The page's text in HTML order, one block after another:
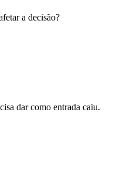
a decisão?
dar como entrada caiu.